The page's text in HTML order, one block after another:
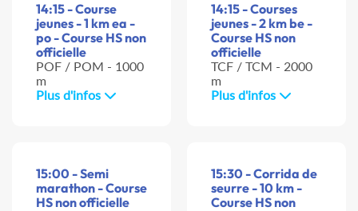
14:15 - Course
jeunes - 1 km ea -
po - Course HS non
officielle
POF / POM - 1000
m
Plus d'infos
14:15 - Courses
jeunes - 2 km be -
Course HS non
officielle
TCF / TCM - 2000
m
Plus d'infos
15:00 - Semi
marathon - Course
HS non officielle
15:30 - Corrida de
seurre - 10 km -
Course HS non